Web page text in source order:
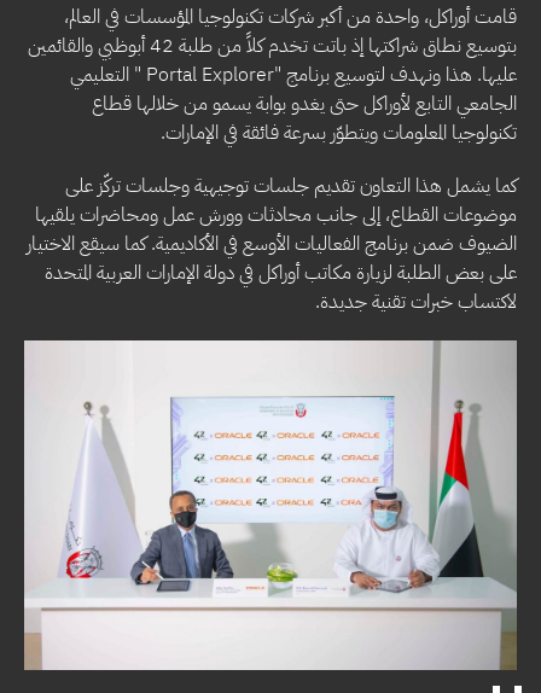
قامت أوراكل، واحدة من أكبر شركات تكنولوجيا المؤسسات في العالم،
بتوسيع نطاق شراكتها إذ باتت تخدم كلاً من طلبة 42 أبوظبي والقائمين
عليها. هذا ونهدف لتوسيع برنامج "Portal Explorer " التعليمي
الجامعي التابع لأوراكل حتى يغدو بوابة يسمو من خلالها قطاع
تكنولوجيا المعلومات ويتطوّر بسرعة فائقة في الإمارات.
كما يشمل هذا التعاون تقديم جلسات توجيهية وجلسات تركّز على
موضوعات القطاع، إلى جانب محادثات وورش عمل ومحاضرات يلقيها
الضيوف ضمن برنامج الفعاليات الأوسع في الأكاديمية. كما سيقع الاختيار
على بعض الطلبة لزيارة مكاتب أوراكل في دولة الإمارات العربية المتحدة
لاكتساب خبرات تقنية جديدة.